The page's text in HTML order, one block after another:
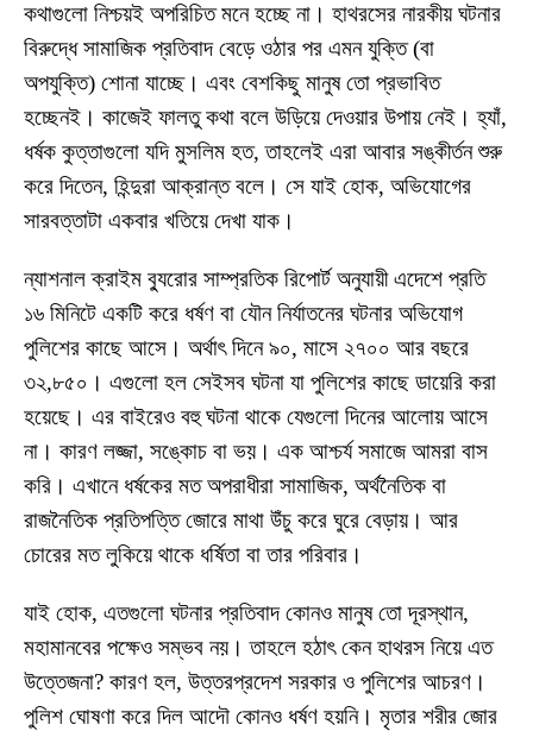
কথাগুলো নিশ্চয়ই অপরিচিত মনে হচ্ছে না। হাথরসের নারকীয় ঘটনার
বিরুদ্ধে সামাজিক প্রতিবাদ বেড়ে ওঠার পর এমন যুক্তি (বা
অপযুক্তি) শোনা যাচ্ছে। এবং বেশকিছু মানুষ তো প্রভাবিত
হচ্ছেনই। কাজেই ফালতু কথা বলে উড়িয়ে দেওয়ার উপায় নেই। হ্যাঁ,
ধর্ষক কুত্তাগুলো যদি মুসলিম হত, তাহলেই এরা আবার সঙ্কীর্তন শুরু
করে দিতেন, হিন্দুরা আক্রান্ত বলে। সে যাই হোক, অভিযোগের
সারবত্তাটা একবার খতিয়ে দেখা যাক।
ন্যাশনাল ক্রাইম ব্যুরোর সাম্প্রতিক রিপোর্ট অনুযায়ী এদেশে প্রতি
১৬ মিনিটে একটি করে ধর্ষণ বা যৌন নির্যাতনের ঘটনার অভিযোগ
পুলিশের কাছে আসে। অর্থাৎ দিনে ৯০, মাসে ২৭০০ আর বছরে
৩২,৮৫০। এগুলো হল সেইসব ঘটনা যা পুলিশের কাছে ডায়েরি করা
হয়েছে। এর বাইরেও বহু ঘটনা থাকে যেগুলো দিনের আলোয় আসে
না। কারণ লজ্জা, সঙ্কোচ বা ভয়। এক আশ্চর্য সমাজে আমরা বাস
করি। এখানে ধর্ষকের মত অপরাধীরা সামাজিক, অর্থনৈতিক বা
রাজনৈতিক প্রতিপত্তি জোরে মাথা উঁচু করে ঘুরে বেড়ায়। আর
চোরের মত লুকিয়ে থাকে ধর্ষিতা বা তার পরিবার।
যাই হোক, এতগুলো ঘটনার প্রতিবাদ কোনও মানুষ তো দূরস্থান,
মহামানবের পক্ষেও সম্ভব নয়। তাহলে হঠাৎ কেন হাথরস নিয়ে এত
উত্তেজনা? কারণ হল, উত্তরপ্রদেশ সরকার ও পুলিশের আচরণ।
পুলিশ ঘোষণা করে দিল আদৌ কোনও ধর্ষণ হয়নি। মৃতার শরীর জোর